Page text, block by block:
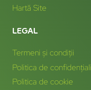
Hartă Site
LEGAL
Termeni și condiții
Politica de
Politica de cookie